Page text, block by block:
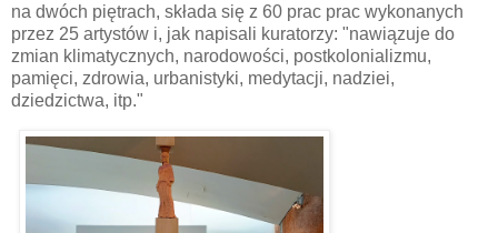
na dwóch piętrach, składa się z 60 prac prac wykonanych
przez 25 artystów i, jak napisali kuratorzy: "nawiązuje do
zmian klimatycznych, narodowości, postkolonializmu,
pamięci, zdrowia, urbanistyki, medytacji, nadziei,
dziedzictwa, itp."